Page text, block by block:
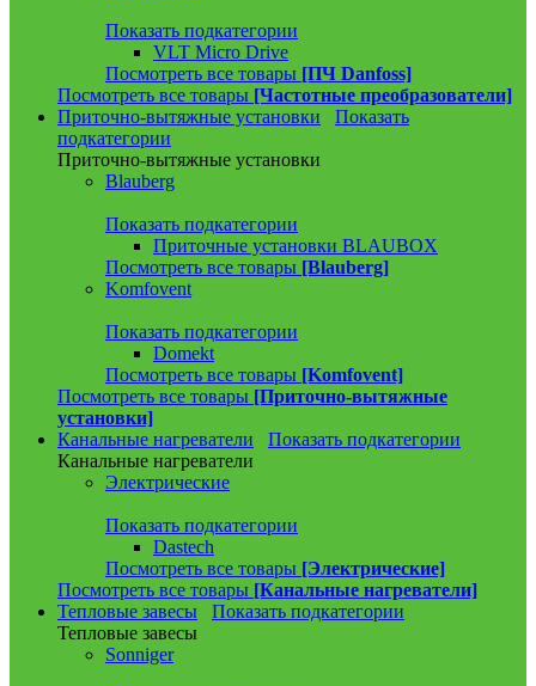
Показать подкатегории
VLT Micro Drive
Посмотреть все товары [ПЧ Danfoss]
Посмотреть все товары [Частотные преобразователи]
Приточно-вытяжные установки
Показать
подкатегории
Приточно-вытяжные установки
Blauberg
Показать подкатегории
Приточные установки BLAUBOX
Посмотреть все товары [Blauberg]
Komfovent
Показать подкатегории
Domekt
Посмотреть все товары [Komfovent]
Посмотреть все товары [Приточно-вытяжные
установки]
Канальные нагреватели
Показать подкатегории
Канальные нагреватели
Электрические
Показать подкатегории
Dastech
Посмотреть все товары [Электрические]
Посмотреть все товары [Канальные нагреватели]
Тепловые завесы
Показать подкатегории
Тепловые завесы
Sonniger